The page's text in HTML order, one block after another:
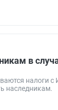
в
налоги с
наследникам.